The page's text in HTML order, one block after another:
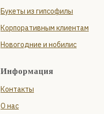
Букеты из гипсофилы
Корпоративным клиентам
Новогодние и нобилис
Информация
Контакты
О нас